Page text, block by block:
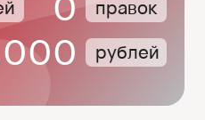
ЮЛИЯ
Дизайнер